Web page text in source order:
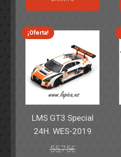
era:
69,55€.
es:
59,95€.
¡Oferta!
LMS GT3 Special
24H. WES-2019
55,75€